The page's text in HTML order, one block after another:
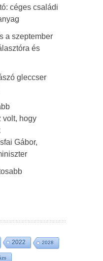
céges családi
a szeptember
és
gleccser
volt, hogy
Gábor,
2022 2028